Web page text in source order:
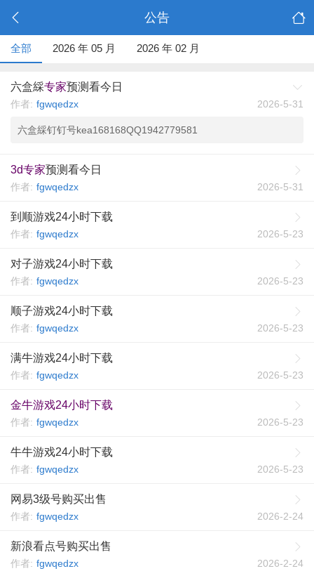
公告
全部 2026 年 05 月 2026 年 02 月
六盒綵专家预测看今日
2026-5-31
作者: fgwqedzx
六盒綵钉钉号kea168168QQ1942779581
3d专家预测看今日
2026-5-31
作者: fgwqedzx
到顺游戏24小时下载
2026-5-23
作者: fgwqedzx
对子游戏24小时下载
2026-5-23
作者: fgwqedzx
顺子游戏24小时下载
2026-5-23
作者: fgwqedzx
满牛游戏24小时下载
2026-5-23
作者: fgwqedzx
金牛游戏24小时下载
2026-5-23
作者: fgwqedzx
牛牛游戏24小时下载
2026-5-23
作者: fgwqedzx
网易3级号购买出售
2026-2-24
作者: fgwqedzx
新浪看点号购买出售
2026-2-24
作者: fgwqedzx